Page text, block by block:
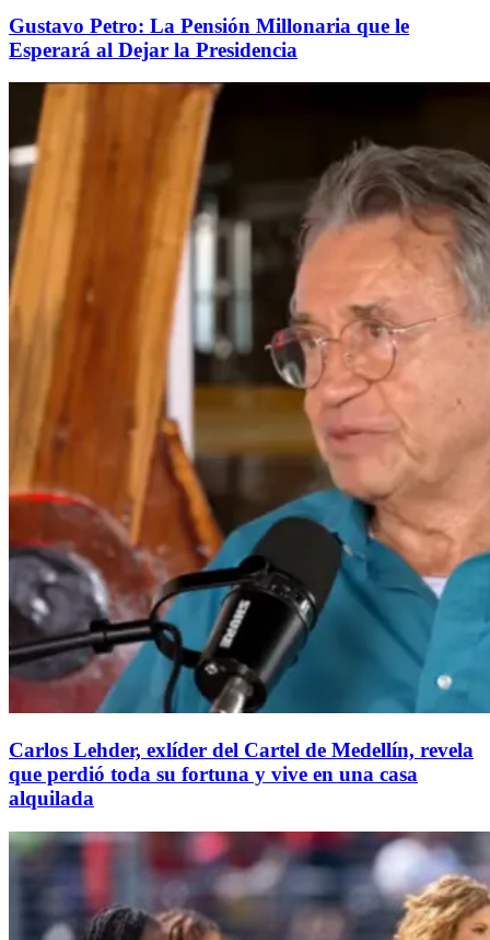
Gustavo Petro: La Pensión Millonaria que le
Esperará al Dejar la Presidencia
Carlos Lehder, exlíder del Cartel de Medellín, revela
que perdió toda su fortuna y vive en una casa
alquilada